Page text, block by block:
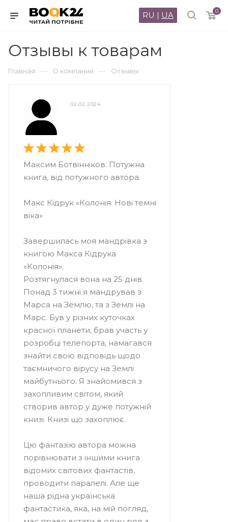
0
RU | UA
Отзывы к товарам
Главная — О компании — Отзывы
02.02.2024
Максим Ботвінніков: Потужна
книга, від потужного автора.
Макс Кідрук «Колонія. Нові темні
віка»
Завершилась моя мандрівка з
книгою Макса Кідрука
«Колонія».
Розтягнулася вона на 25 днів.
Понад 3 тижні я мандрував з
Марса на Землю, та з Землі на
Марс. Був у різних куточках
красної планети, брав участь у
розробці телепорта, намагався
знайти свою відповідь щодо
таємничого вірусу на Землі
майбутнього. Я знайомився з
захопливим світом, який
створив автор у дуже потужній
книзі. Книзі що захоплює.
Цю фантазію автора можна
порівнювати з іншими книга
відомих світових фантастів,
проводити паралелі. Але ще
наша рідна українська
фантастика, яка, на мій погляд,